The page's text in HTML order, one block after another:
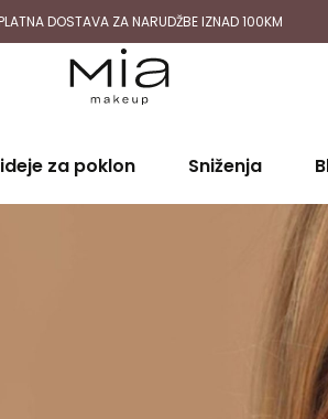
DOSTAVA ZA NARUDŽBE IZNAD 100KM
za poklon Sniženja